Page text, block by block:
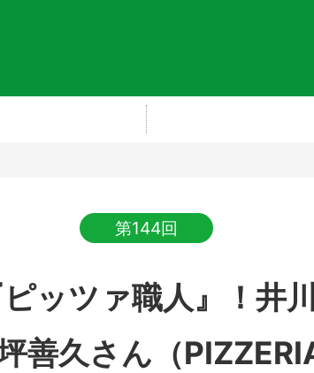
第144回
ッツァ職人』！井
善久さん（